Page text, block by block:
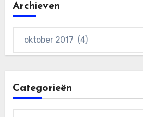
Archieven
Categorieën